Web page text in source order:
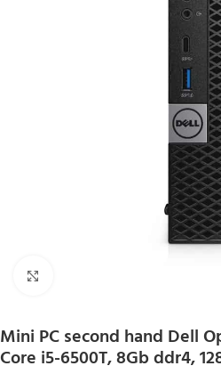
Mini PC second hand Dell
Core i5-6500T, 8Gb ddr4,